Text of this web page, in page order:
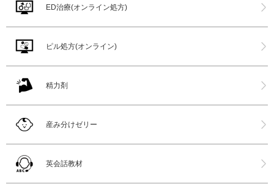
ED治療(オンライン処方)
ピル処方(オンライン)
精力剤
産み分けゼリー
英会話教材